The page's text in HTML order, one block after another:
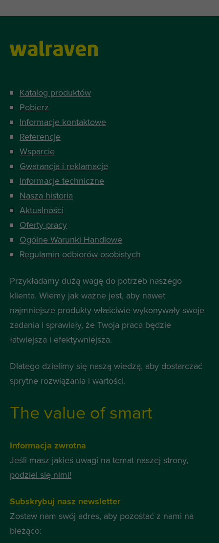
Katalog produktów
Pobierz
Informacje kontaktowe
Referencje
Wsparcie
Gwarancja i reklamacje
Informacje techniczne
Nasza historia
Aktualności
Oferty pracy
Ogólne Warunki Handlowe
Regulamin odbiorów osobistych
Przykładamy dużą wagę do potrzeb naszego
klienta. Wiemy jak ważne jest, aby nawet
najmniejsze produkty właściwie wykonywały swoje
zadania i sprawiały, że Twoja praca będzie
łatwiejsza i efektywniejsza.
Dlatego dzielimy się naszą wiedzą, aby dostarczać
sprytne rozwiązania i wartości.
The value of smart
Informacja zwrotna
Jeśli masz jakieś uwagi na temat naszej strony,
podziel się nimi!
Subskrybuj nasz newsletter
Zostaw nam swój adres, aby pozostać z nami na
bieżąco: